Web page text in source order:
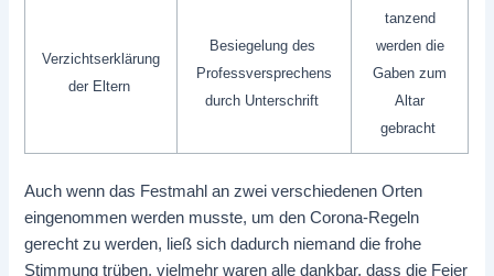
Verzichtserklärung
der Eltern
Besiegelung des
Professversprechens
durch Unterschrift
tanzend
werden die
Gaben zum
Altar
gebracht
Auch wenn das Festmahl an zwei verschiedenen Orten
eingenommen werden musste, um den Corona-Regeln
gerecht zu werden, ließ sich dadurch niemand die frohe
Stimmung trüben, vielmehr waren alle dankbar, dass die Feier